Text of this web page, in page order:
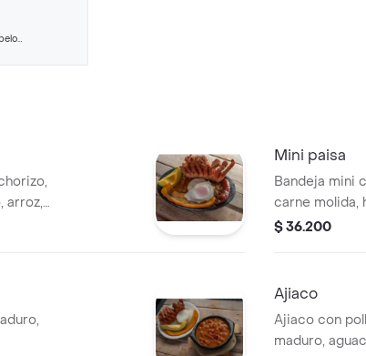
arroz,
Mini paisa
Bandeja mini
carne molida,
aguacate y
$ 36.200
Ajiaco
Ajiaco con
maduro,